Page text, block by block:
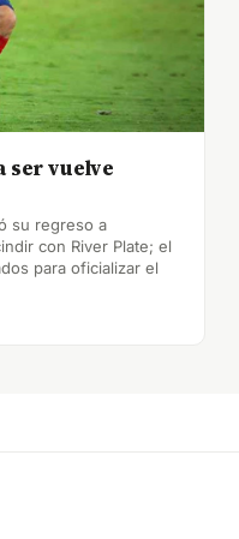
ser vuelve
su regreso a
con River Plate; el
para oficializar el